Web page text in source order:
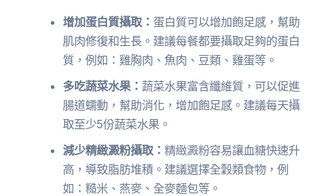
增加蛋白質攝取：蛋白質可以增加飽足感，幫助
肌肉修復和生長。建議每餐都要攝取足夠的蛋白
質，例如：雞胸肉、魚肉、豆類、雞蛋等。
多吃蔬菜水果： 蔬菜水果富含纖維質，可以促進
腸道蠕動，幫助消化，增加飽足感。建議每天攝
取至少5份蔬菜水果。
減少精緻澱粉攝取：精緻澱粉容易讓血糖快速升
高，導致脂肪堆積。建議選擇全穀類食物，例
如：糙米、燕麥、全麥麵包等。